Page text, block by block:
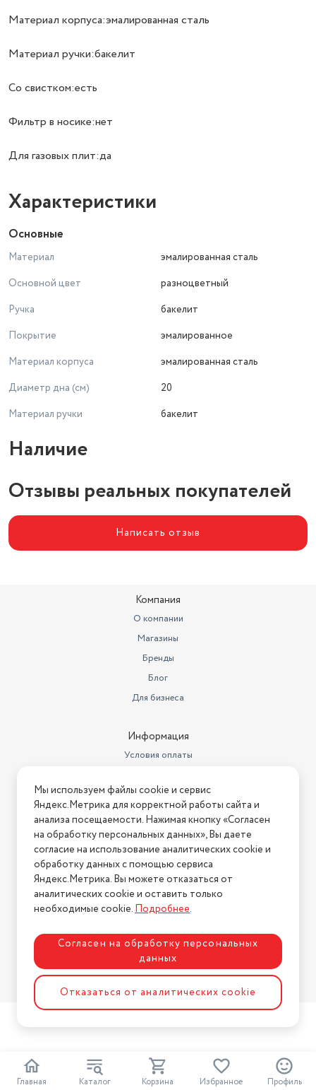
Главная Каталог Корзина Избранное Профиль
Материал корпуса:эмалированная сталь
Материал ручки:бакелит
Со свистком:есть
Фильтр в носике:нет
Для газовых плит:да
Характеристики
Основные
Материал
эмалированная сталь
Основной цвет
разноцветный
Ручка
бакелит
Покрытие
эмалированное
Материал корпуса
эмалированная сталь
Диаметр дна (см)
20
Материал ручки
бакелит
Наличие
Отзывы реальных покупателей
Написать отзыв
Компания
О компании
Магазины
Бренды
Блог
Для бизнеса
Информация
Условия оплаты
Условия возврата
Нашли ошибку на сайте? Напишите нам
2026 © Интернет-магазин "АстМаркет". У нас есть всё!
Политика конфиденциальности
Разработка сайтаASTDESIGN
Мы используем файлы cookie и сервис
Яндекс.Метрика для корректной работы сайта и
анализа посещаемости. Нажимая кнопку «Согласен
на обработку персональных данных», Вы даете
согласие на использование аналитических cookie и
обработку данных с помощью сервиса
Яндекс.Метрика. Вы можете отказаться от
аналитических cookie и оставить только
необходимые cookie.Подробнее.
Согласен на обработку персональных
данных
Отказаться от аналитических cookie